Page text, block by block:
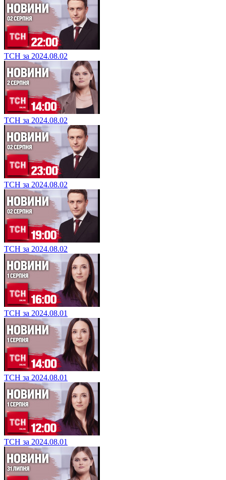
ТСН за 2024.08.02
ТСН за 2024.08.02
ТСН за 2024.08.02
ТСН за 2024.08.02
ТСН за 2024.08.01
ТСН за 2024.08.01
ТСН за 2024.08.01